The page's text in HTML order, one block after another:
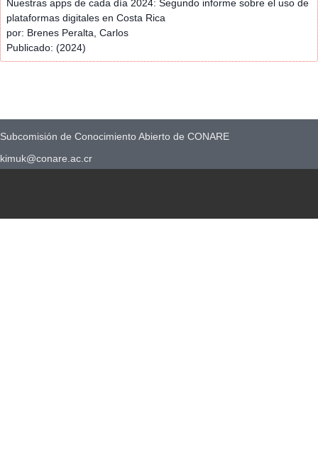
Nuestras apps de cada día 2024: Segundo informe sobre el uso de
plataformas digitales en Costa Rica
por: Brenes Peralta, Carlos
Publicado: (2024)
Subcomisión de Conocimiento Abierto de CONARE
kimuk@conare.ac.cr